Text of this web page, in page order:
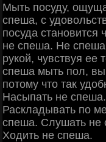
Мыть посуду,
спеша, с
посуда становится
не спеша. Не
рукой, чувствуя
спеша мыть пол,
потому что так
Насыпать не
Раскладывать по
спеша. Слушать не
Ходить не спеша.